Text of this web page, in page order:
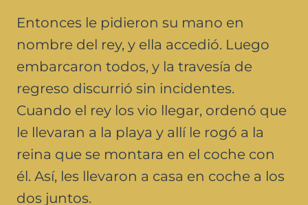
Entonces le pidieron su mano en
nombre del rey, y ella accedió. Luego
embarcaron todos, y la travesía de
regreso discurrió sin incidentes.
Cuando el rey los vio llegar, ordenó que
le llevaran a la playa y allí le rogó a la
reina que se montara en el coche con
él. Así, les llevaron a casa en coche a los
dos juntos.